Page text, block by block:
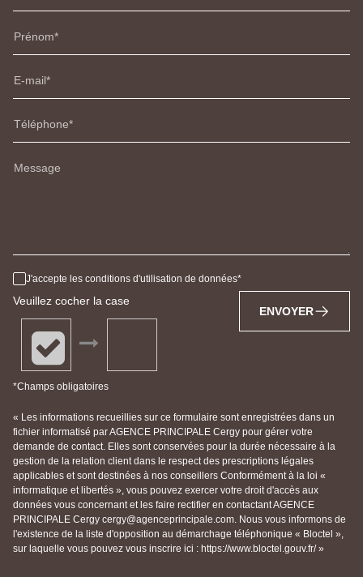
Prénom
E-mail
Téléphone
Message
J'accepte les conditions d'utilisation de données
Veuillez cocher la case
*Champs obligatoires
ENVOYER
« Les informations recueillies sur ce formulaire sont enregistrées dans un
fichier informatisé par AGENCE PRINCIPALE Cergy pour gérer votre
demande de contact. Elles sont conservées pour la durée nécessaire à la
gestion de la relation client dans le respect des prescriptions légales
applicables et sont destinées à nos conseillers Conformément à la loi «
informatique et libertés », vous pouvez exercer votre droit d'accès aux
données vous concernant et les faire rectifier en contactant AGENCE
PRINCIPALE Cergy cergy@agenceprincipale.com. Nous vous informons de
l'existence de la liste d'opposition au démarchage téléphonique « Bloctel »,
sur laquelle vous pouvez vous inscrire ici : https://www.bloctel.gouv.fr/ »